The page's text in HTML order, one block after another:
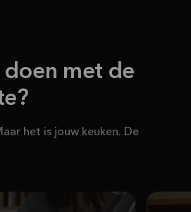
doen met de
het is jouw keuken. De